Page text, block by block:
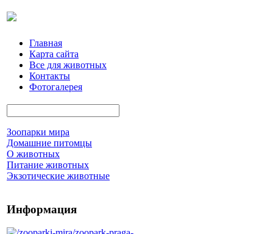
Главная
Карта сайта
Все для животных
Контакты
Фотогалерея
Зоопарки мира
Домашние питомцы
О животных
Питание животных
Экзотические животные
Информация